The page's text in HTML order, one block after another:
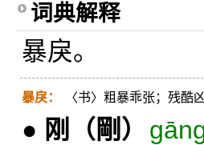
词典解释
暴戾。
暴戾： 〈书〉粗暴乖张；残酷
● 刚 （剛）